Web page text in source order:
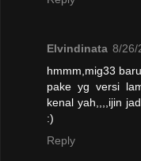
Elvindinata 8/26/
hmmm,mig33
pake yg versi
kenal yah,,,,ijin
:)
Reply